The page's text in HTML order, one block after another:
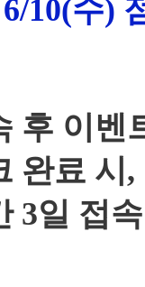
6/10(수)
후 이벤
완료 시
3일 접